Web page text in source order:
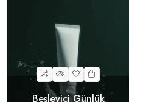
Besleyici Günlük